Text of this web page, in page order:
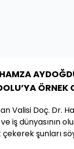
ÖRNEK
Valisi Doç. Dr.
iş dünyasının
şunları